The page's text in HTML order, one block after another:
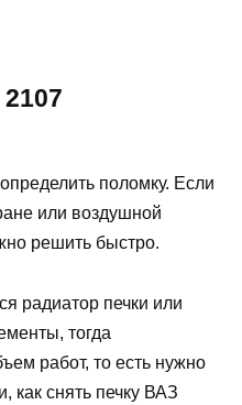
поломку. Если
или воздушной
решить быстро.
радиатор печки или
тогда
работ, то есть нужно
как снять печку ВАЗ